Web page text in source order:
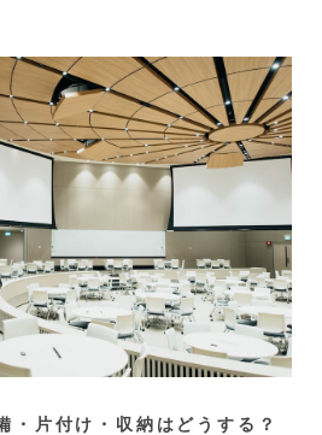
・片付け・収納はどうする？